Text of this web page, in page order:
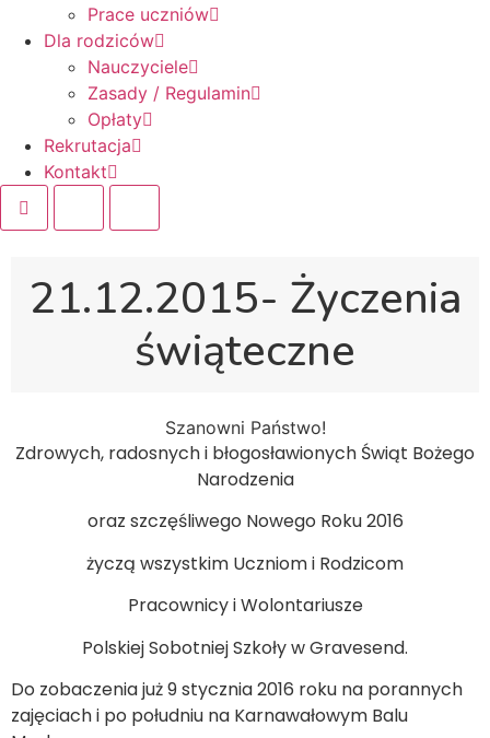
Prace uczniów
Dla rodziców
Nauczyciele
Zasady / Regulamin
Opłaty
Rekrutacja
Kontakt
21.12.2015- Życzenia
świąteczne
Szanowni Państwo!
Zdrowych, radosnych i błogosławionych Świąt Bożego
Narodzenia
oraz szczęśliwego Nowego Roku 2016
życzą wszystkim Uczniom i Rodzicom
Pracownicy i Wolontariusze
Polskiej Sobotniej Szkoły w Gravesend.
Do zobaczenia już 9 stycznia 2016 roku na porannych
zajęciach i po południu na Karnawałowym Balu